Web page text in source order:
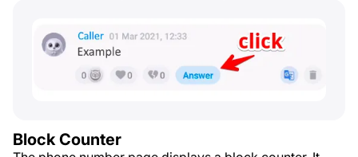
Block Counter